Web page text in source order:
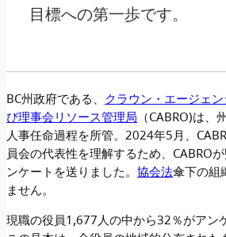
目標への第一歩です。
BC州政府である、 クラウン・エージェ
び理事会リソース管理局 （CABRO)は
人事任命過程を所管。2024年5月、
員会の代表性を理解するため、CABRO
ンケートを送りました。 協会法傘下の組
ません。
現職の役員1,677人の中から32％がアン